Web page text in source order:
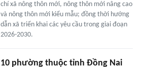
chí xã nông thôn mới, nông thôn mới nâng cao
và nông thôn mới kiểu mẫu; đồng thời hướng
dẫn xã triển khai các yêu cầu trong giai đoạn
2026-2030.
10 phường thuộc tỉnh Đồng Nai